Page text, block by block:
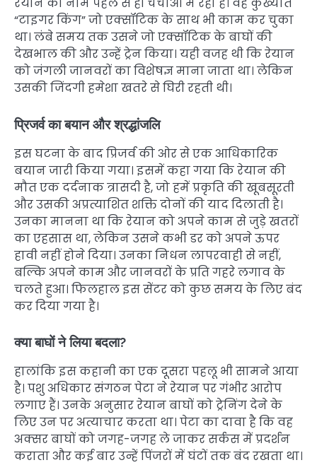
रेयान का नाम पहले से ही चर्चाओं में रहा है। वह कुख्यात
“टाइगर किंग” जो एक्सॉटिक के साथ भी काम कर चुका
था। लंबे समय तक उसने जो एक्सॉटिक के बाघों की
देखभाल की और उन्हें ट्रेन किया। यही वजह थी कि रेयान
को जंगली जानवरों का विशेषज्ञ माना जाता था। लेकिन
उसकी जिंदगी हमेशा खतरे से घिरी रहती थी।
प्रिजर्व का बयान और श्रद्धांजलि
इस घटना के बाद प्रिजर्व की ओर से एक आधिकारिक
बयान जारी किया गया। इसमें कहा गया कि रेयान की
मौत एक दर्दनाक त्रासदी है, जो हमें प्रकृति की खूबसूरती
और उसकी अप्रत्याशित शक्ति दोनों की याद दिलाती है।
उनका मानना था कि रेयान को अपने काम से जुड़े खतरों
का एहसास था, लेकिन उसने कभी डर को अपने ऊपर
हावी नहीं होने दिया। उनका निधन लापरवाही से नहीं,
बल्कि अपने काम और जानवरों के प्रति गहरे लगाव के
चलते हुआ। फिलहाल इस सेंटर को कुछ समय के लिए बंद
कर दिया गया है।
क्या बाघों ने लिया बदला?
हालांकि इस कहानी का एक दूसरा पहलू भी सामने आया
है। पशु अधिकार संगठन पेटा ने रेयान पर गंभीर आरोप
लगाए हैं। उनके अनुसार रेयान बाघों को ट्रेनिंग देने के
लिए उन पर अत्याचार करता था। पेटा का दावा है कि वह
अक्सर बाघों को जगह-जगह ले जाकर सर्कस में प्रदर्शन
कराता और कई बार उन्हें पिंजरों में घंटों तक बंद रखता था।